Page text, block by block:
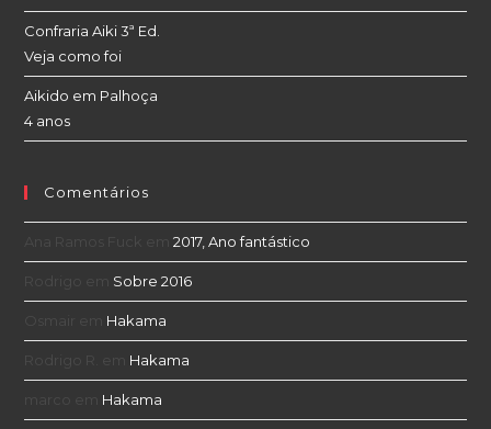
Confraria Aiki 3ª Ed.
Veja como foi
Aikido em Palhoça
4 anos
Comentários
em2017, Ano fantástico
Sobre 2016
Hakama
Hakama
Hakama